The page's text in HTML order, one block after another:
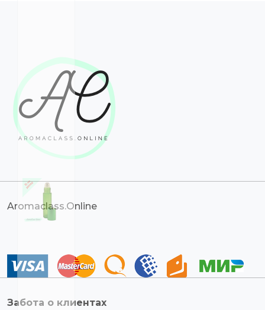
Aromaclass.Online
Забота о клиентах